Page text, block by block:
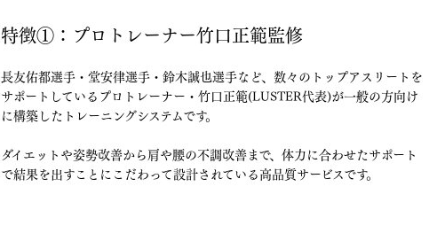
特徴①：プロトレーナー竹口正範監修
長友佑都選手・堂安律選手・鈴木誠也選手など、数々のトップアスリートを
サポートしているプロトレーナー・竹口正範(LUSTER代表)が一般の方向け
に構築したトレーニングシステムです。
ダイエットや姿勢改善から肩や腰の不調改善まで、体力に合わせたサポート
で結果を出すことにこだわって設計されている高品質サービスです。